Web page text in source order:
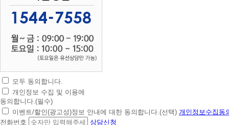
초
간
편
상
모두 동의합니다.
개인정보 수집 및 이용에
동의합니다.(필수)
이벤트/할인(광고성)정보 안내에 대한 동의합니다.(선택) 개인정보수집동
전화번호
상담신청